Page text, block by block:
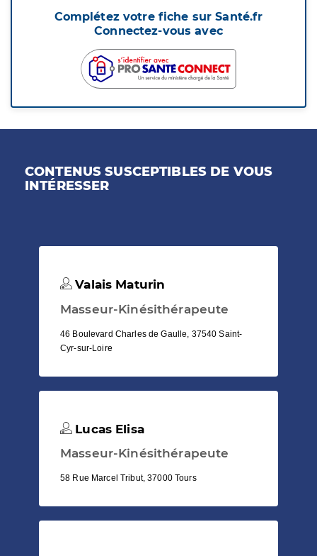
Complétez votre fiche sur Santé.fr
Connectez-vous avec
CONTENUS SUSCEPTIBLES DE VOUS
INTÉRESSER
Valais Maturin
Masseur-Kinésithérapeute
46 Boulevard Charles de Gaulle, 37540 Saint-
Cyr-sur-Loire
Lucas Elisa
Masseur-Kinésithérapeute
58 Rue Marcel Tribut, 37000 Tours